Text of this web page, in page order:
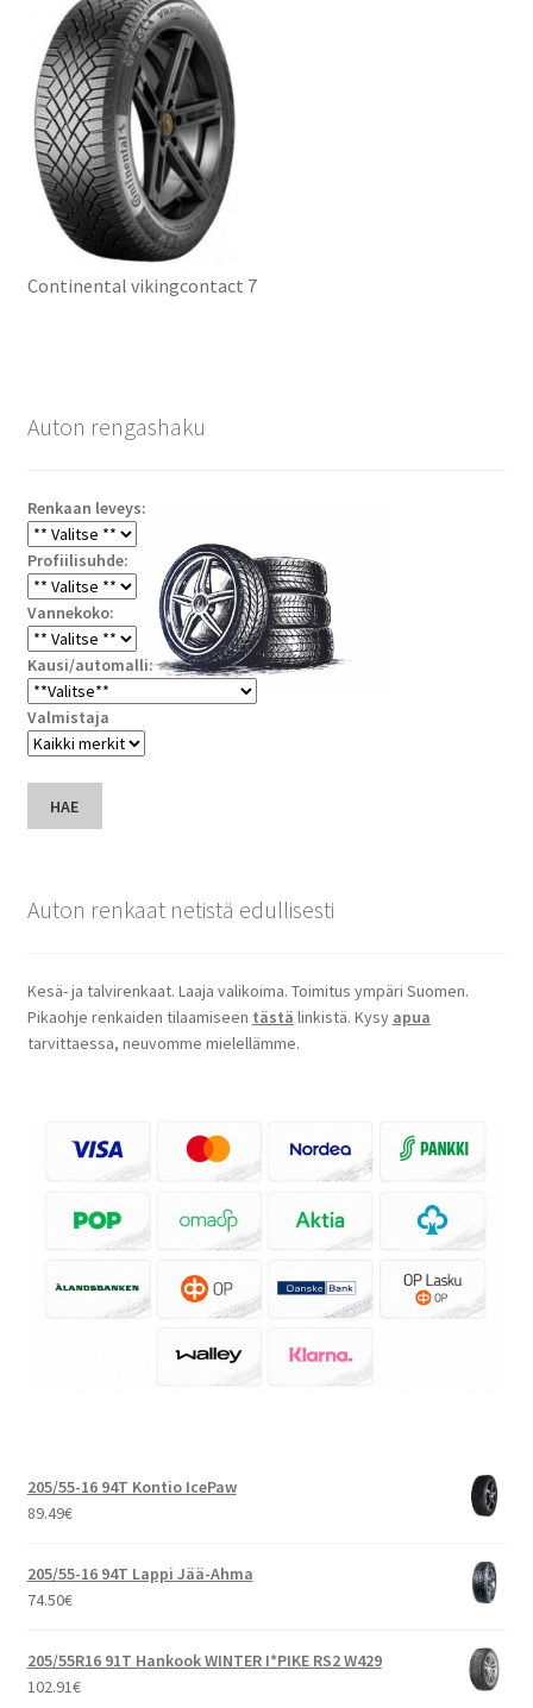
Continental vikingcontact 7
Auton rengashaku
Renkaan leveys:
Profiilisuhde:
Vannekoko:
Kausi/automalli:
Valmistaja
HAE
Auton renkaat netistä edullisesti
Kesä- ja talvirenkaat. Laaja valikoima. Toimitus ympäri Suomen.
Pikaohje renkaiden tilaamiseen tästä linkistä. Kysy apua
tarvittaessa, neuvomme mielellämme.
205/55-16 94T Kontio IcePaw
89.49€
205/55-16 94T Lappi Jää-Ahma
74.50€
205/55R16 91T Hankook WINTER I*PIKE RS2 W429
102.91€